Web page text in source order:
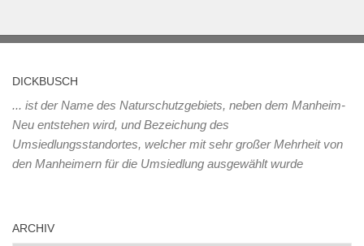
DICKBUSCH
... ist der Name des Naturschutzgebiets, neben dem Manheim-
Neu entstehen wird, und Bezeichung des
Umsiedlungsstandortes, welcher mit sehr großer Mehrheit von
den Manheimern für die Umsiedlung ausgewählt wurde
ARCHIV